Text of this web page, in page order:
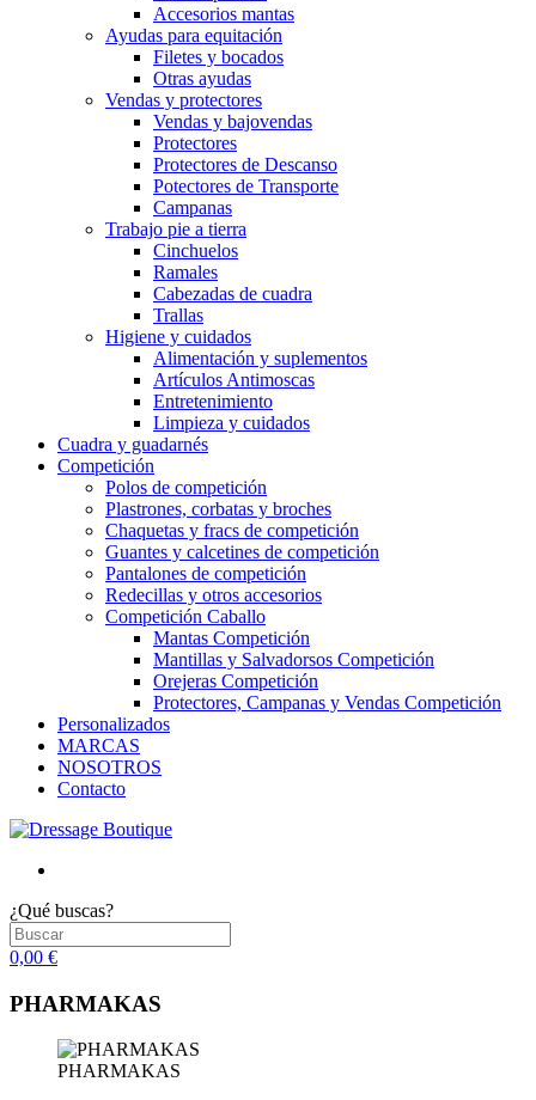
Accesorios mantas
Ayudas para equitación
Filetes y bocados
Otras ayudas
Vendas y protectores
Vendas y bajovendas
Protectores
Protectores de Descanso
Potectores de Transporte
Campanas
Trabajo pie a tierra
Cinchuelos
Ramales
Cabezadas de cuadra
Trallas
Higiene y cuidados
Alimentación y suplementos
Artículos Antimoscas
Entretenimiento
Limpieza y cuidados
Cuadra y guadarnés
Competición
Polos de competición
Plastrones, corbatas y broches
Chaquetas y fracs de competición
Guantes y calcetines de competición
Pantalones de competición
Redecillas y otros accesorios
Competición Caballo
Mantas Competición
Mantillas y Salvadorsos Competición
Orejeras Competición
Protectores, Campanas y Vendas Competición
Personalizados
MARCAS
NOSOTROS
Contacto
¿Qué buscas?
0,00 €
PHARMAKAS
PHARMAKAS